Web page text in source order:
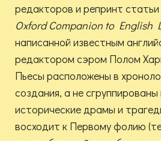
редакторов и репринт
Oxford Companion to English
написанной известным
редактором сэром Полом
Пьесы расположены в
создания, а не
исторические драмы и
восходит к Первому фолию